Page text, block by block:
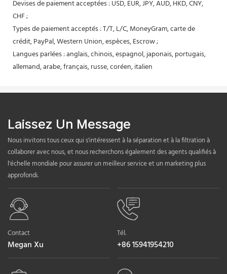
Devises de paiement acceptées : USD, EUR, JPY, AUD, HKD, CNY,
CHF ;
Types de paiement acceptés : T/T, L/C, MoneyGram, carte de
crédit, PayPal, Western Union, espèces, Escrow ;
Langues parlées : anglais, chinois, espagnol, japonais, portugais,
allemand, arabe, français, russe, coréen, italien
Laissez Un Message
Nous invitons tous ceux qui s'intéressent à la séparation et à la filtration à
collaborer avec nous, et nous recherchons également des agents qualifiés à
l'échelle mondiale pour assurer un meilleur service et un marketing plus
approfondi.
Contact
Megan Xu
Tél.
+86 15941954210